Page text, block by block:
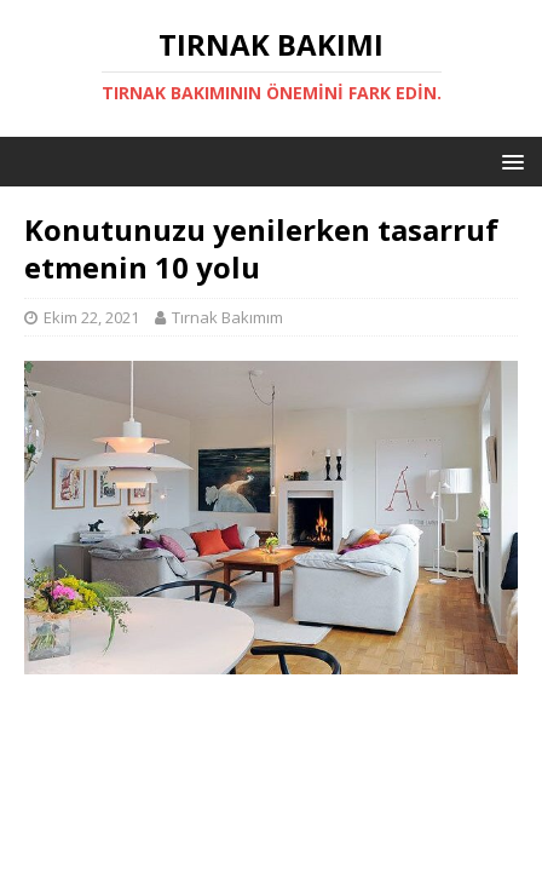
TIRNAK BAKIMI
TIRNAK BAKIMININ ÖNEMINI FARK EDIN.
Konutunuzu yenilerken tasarruf
etmenin 10 yolu
Ekim 22, 2021 Tırnak Bakımım